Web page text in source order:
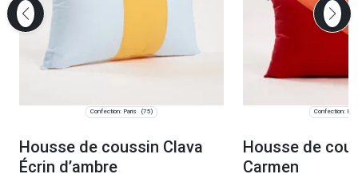
Confection: Paris (75)
Housse de coussin Clava
Écrin d’ambre
Confection:
Housse de
Carmen